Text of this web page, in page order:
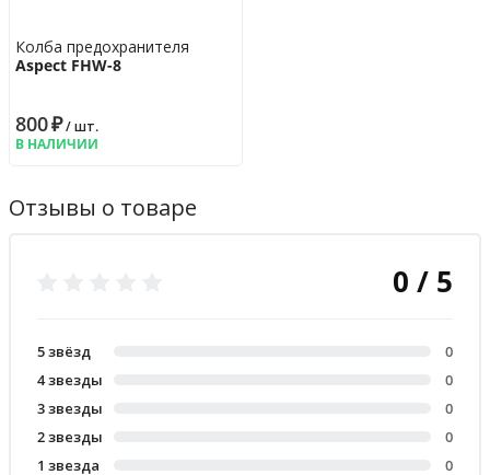
Колба предохранителя
Aspect FHW-8
800₽/ шт.
В НАЛИЧИИ
Отзывы о товаре
0 / 5
5 звёзд
0
4 звезды
0
3 звезды
0
2 звезды
0
1 звезда
0